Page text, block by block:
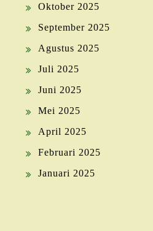
Oktober 2025
September 2025
Agustus 2025
Juli 2025
Juni 2025
Mei 2025
April 2025
Februari 2025
Januari 2025